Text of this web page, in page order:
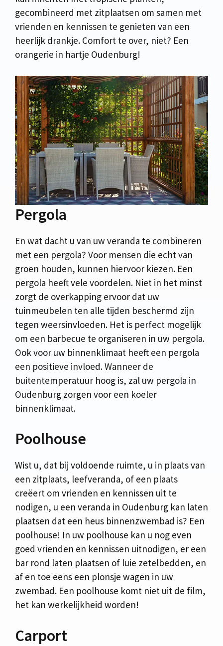
gecombineerd met zitplaatsen om samen met
vrienden en kennissen te genieten van een
heerlijk drankje. Comfort te over, niet? Een
orangerie in hartje Oudenburg!
Pergola
En wat dacht u van uw veranda te combineren
met een pergola? Voor mensen die echt van
groen houden, kunnen hiervoor kiezen. Een
pergola heeft vele voordelen. Niet in het minst
zorgt de overkapping ervoor dat uw
tuinmeubelen ten alle tijden beschermd zijn
tegen weersinvloeden. Het is perfect mogelijk
om een barbecue te organiseren in uw pergola.
Ook voor uw binnenklimaat heeft een pergola
een positieve invloed. Wanneer de
buitentemperatuur hoog is, zal uw pergola in
Oudenburg zorgen voor een koeler
binnenklimaat.
Poolhouse
Wist u, dat bij voldoende ruimte, u in plaats van
een zitplaats, leefveranda, of een plaats
creëert om vrienden en kennissen uit te
nodigen, u een veranda in Oudenburg kan laten
plaatsen dat een heus binnenzwembad is? Een
poolhouse! In uw poolhouse kan u nog even
goed vrienden en kennissen uitnodigen, er een
bar rond laten plaatsen of luie zetelbedden, en
af en toe eens een plonsje wagen in uw
zwembad. Een poolhouse komt niet uit de film,
het kan werkelijkheid worden!
Carport